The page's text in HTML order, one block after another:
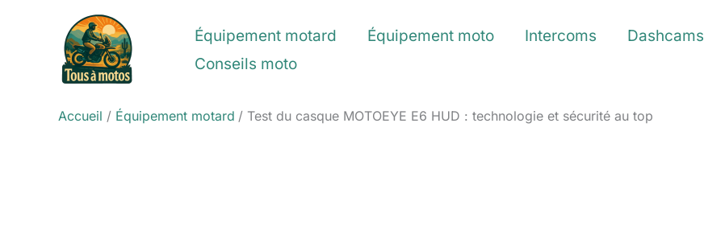
Équipement motard Équipement moto Intercoms Dashcams
Conseils moto
Accueil Équipement motard Test du casque MOTOEYE E6 HUD : technologie et sécurité au top